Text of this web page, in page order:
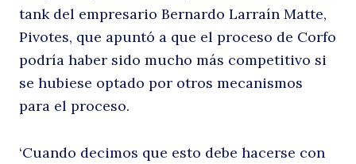
tank del empresario Bernardo Larraín Matte,
Pivotes, que apuntó a que el proceso de Corfo
podría haber sido mucho más competitivo si
se hubiese optado por otros mecanismos
para el proceso.
‘Cuando decimos que esto debe hacerse con